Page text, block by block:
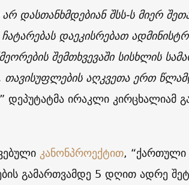
დასთანხმდებიან შსს-ს მიერ
ჩატარებას დაეკისრებათ
შემთხვევაში სისხლის
თავისუფლების აღკვეთა ერთ
დეპუტატმა ირაკლი კირცხალიამ
კანონპროექტით, “ქართული
გამართვამდე 5 დღით ადრე